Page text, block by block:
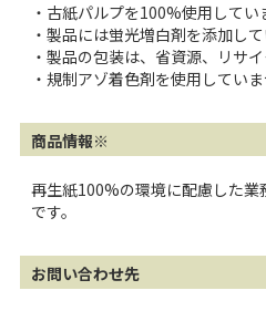
・古紙パルプを100%使用してい
・製品には蛍光増白剤を添加して
・製品の包装は、省資源、リサ
・規制アゾ着色剤を使用してい
商品情報※
再生紙100%の環境に配慮した業
です。
お問い合わせ先